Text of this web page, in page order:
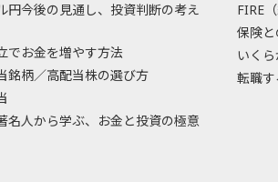
円今後の見通し、投資判断の考え
でお金を増やす方法
銘柄／高配当株の選び方
名人から学ぶ、お金と投資の極意
FIRE
保険
いく
転職す